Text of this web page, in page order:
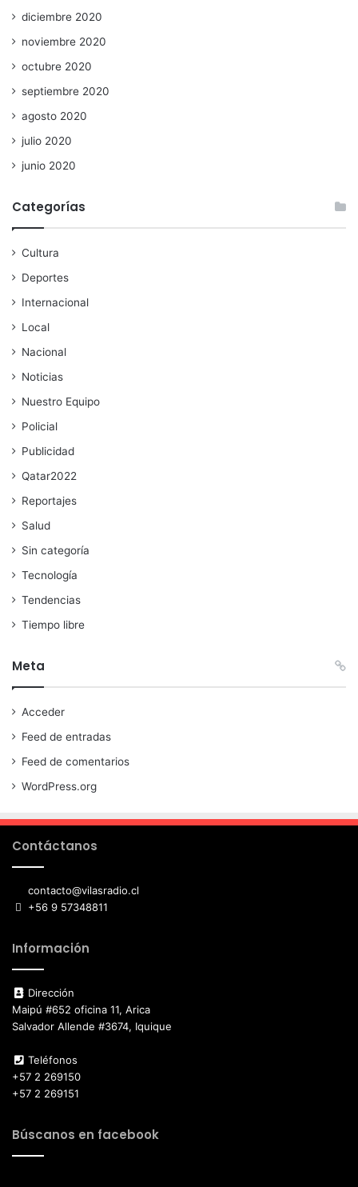
diciembre 2020
noviembre 2020
octubre 2020
septiembre 2020
agosto 2020
julio 2020
junio 2020
Categorías
Cultura
Deportes
Internacional
Local
Nacional
Noticias
Nuestro Equipo
Policial
Publicidad
Qatar2022
Reportajes
Salud
Sin categoría
Tecnología
Tendencias
Tiempo libre
Meta
Acceder
Feed de entradas
Feed de comentarios
WordPress.org
Contáctanos
contacto@vilasradio.cl
+56 9 57348811
Información
Dirección
Maipú #652 oficina 11, Arica
Salvador Allende #3674, Iquique
Teléfonos
+57 2 269150
+57 2 269151
Búscanos en facebook